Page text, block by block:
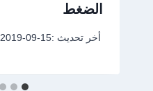
الضغط
أخر تحديث :2019-09-15